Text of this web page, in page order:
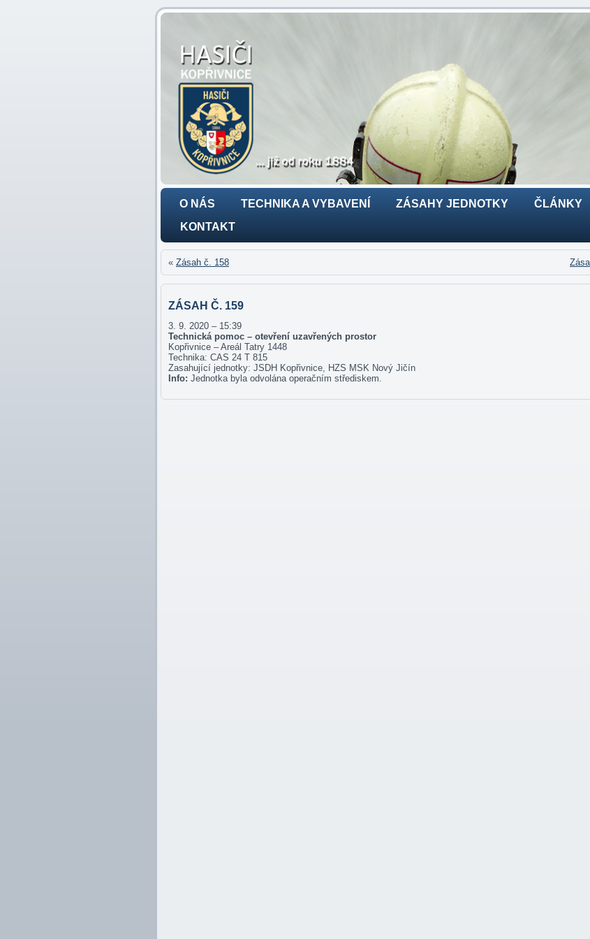
O NÁS TECHNIKA A VYBAVENÍ ZÁSAHY JEDNOTKY ČLÁNKY
KONTAKT
« Zásah č. 158
ZÁSAH Č. 159
3. 9. 2020 – 15:39
Technická pomoc – otevření uzavřených prostor
Kopřivnice – Areál Tatry 1448
Technika: CAS 24 T 815
Zasahující jednotky: JSDH Kopřivnice, HZS MSK Nový Jičín
Info: Jednotka byla odvolána operačním střediskem.